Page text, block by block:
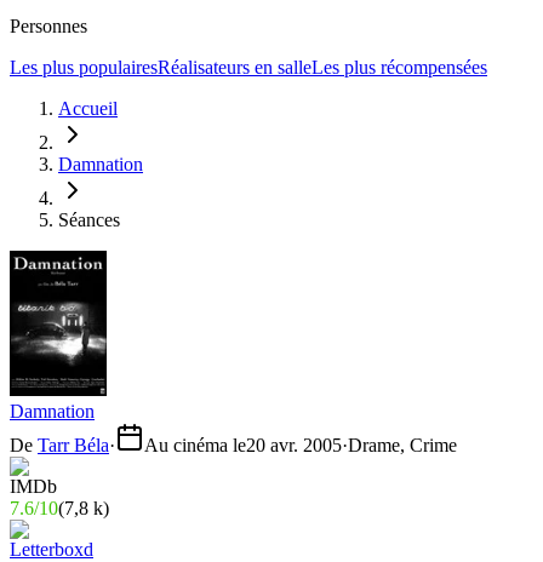
Personnes
Les plus populairesRéalisateurs en salleLes plus récompensées
Accueil
Damnation
Séances
Damnation
De Tarr Béla· Au cinéma le20 avr. 2005·Drame, Crime
7.6/10(7,8 k)